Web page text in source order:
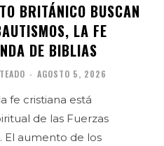
BRITÁNICO BUSCAN
LA FE
DE BIBLIAS
- AGOSTO 5, 2026
fe cristiana está
de las Fuerzas
El aumento de los